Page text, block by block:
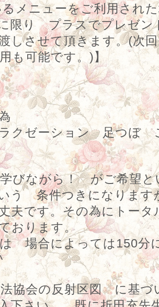
メニューをご利用され
限り プラスでプレゼ
させて頂きます。(次
も可能です。 )】
ラクゼーション 足つぼ
びながら！ がご希望と
う 条件つきになります
夫です。その為にトータ
おります。
場合によっては150分
協会の反射区図 に基づ